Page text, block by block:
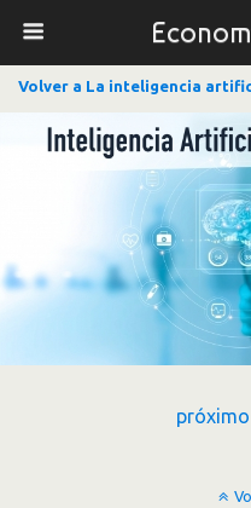
Volver a La inteligencia